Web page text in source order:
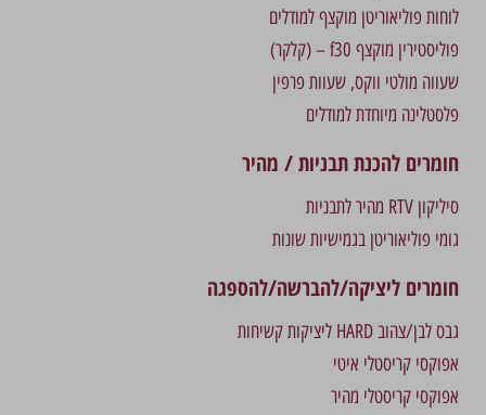
לוחות פוליאוריטן מוקצף למודלים
פוליסטירין מוקצף f30 – (קלקר)
שעווה מולטי ווקס, שעוות פרפין
פלסטלינה מיוחדת למודלים
חומרים להכנת תבניות / מהיר
סיליקון RTV מהיר לתבניות
גומי פוליאוריטן בגמישיות שונות
חומרים ליציקה/להברשה/להספגה
גבס לבן/צהוב HARD ליציקות קשיחות
אפוקסי קריסטלי איטי
אפוקסי קריסטלי מהיר